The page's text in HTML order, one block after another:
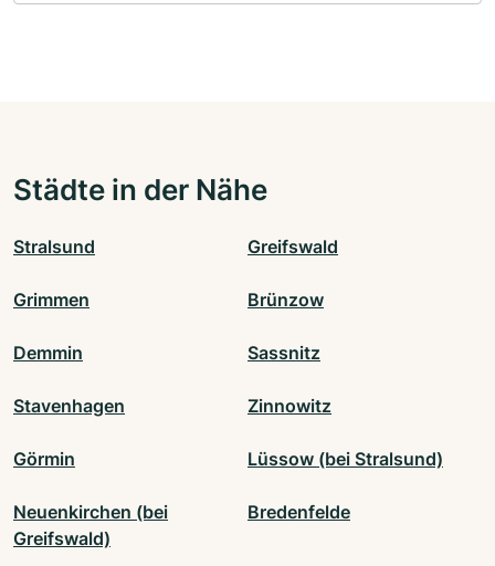
Städte in der Nähe
Stralsund Greifswald
Grimmen Brünzow
Demmin Sassnitz
Stavenhagen Zinnowitz
Görmin Lüssow (bei Stralsund)
Neuenkirchen (bei
Greifswald)
Bredenfelde